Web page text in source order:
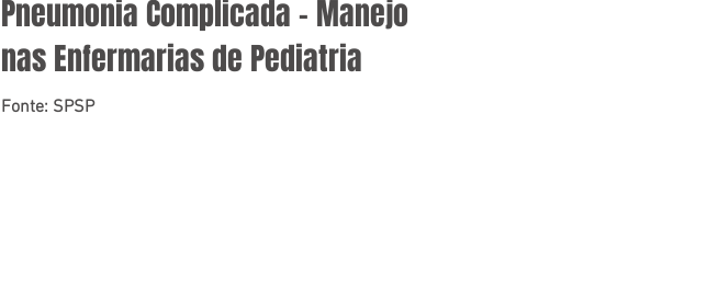
Pneumonia Complicada – Manejo
nas Enfermarias de Pediatria
Fonte: SPSP